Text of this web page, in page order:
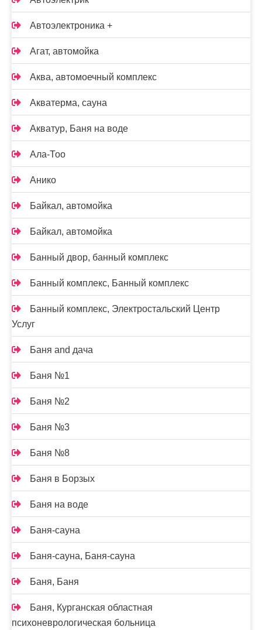
Автоэлектроника +
Агат, автомойка
Аква, автомоечный комплекс
Акватерма, сауна
Акватур, Баня на воде
Ала-Тоо
Анико
Байкал, автомойка
Байкал, автомойка
Банный двор, банный комплекс
Банный комплекс, Банный комплекс
Банный комплекс, Электростальский Центр
Услуг
Баня and дача
Баня №1
Баня №2
Баня №3
Баня №8
Баня в Борзых
Баня на воде
Баня-сауна
Баня-сауна, Баня-сауна
Баня, Баня
Баня, Курганская областная
психоневрологическая больница